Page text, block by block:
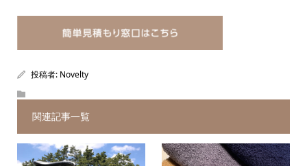
投稿者: Novelty
関連記事一覧